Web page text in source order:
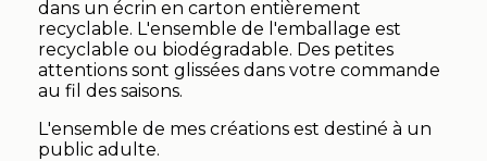
dans un écrin en carton entièrement
recyclable. L'ensemble de l'emballage est
recyclable ou biodégradable. Des petites
attentions sont glissées dans votre commande
au fil des saisons.
L'ensemble de mes créations est destiné à un
public adulte.